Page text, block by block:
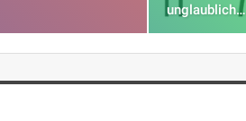
unglaublich…